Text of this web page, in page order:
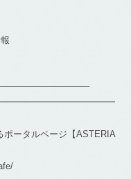
ータルページ【ASTERIA